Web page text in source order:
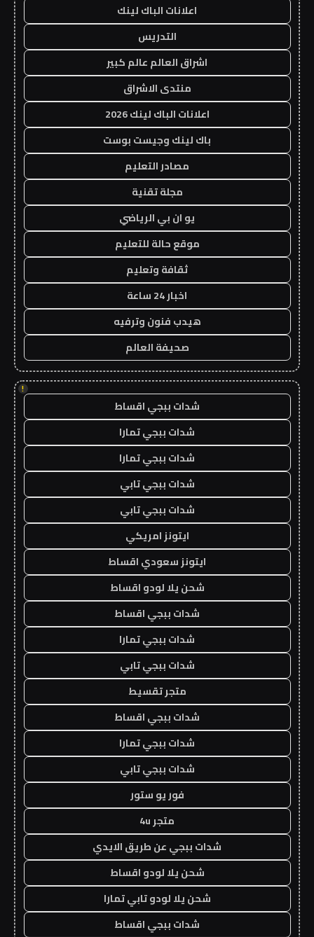
اعلانات الباك لينك
التدريس
اشراق العالم عالم كبير
منتدى الاشراق
اعلانات الباك لينك 2026
باك لينك وجيست بوست
مصادر التعليم
مجلة تقنية
يو ان بي الرياضي
موقع حالة للتعليم
ثقافة وتعليم
اخبار 24 ساعة
هيدب فنون وترفيه
صحيفة العالم
!
شدات ببجي اقساط
شدات ببجي تمارا
شدات ببجي تمارا
شدات ببجي تابي
شدات ببجي تابي
ايتونز امريكي
ايتونز سعودي اقساط
شحن يلا لودو اقساط
شدات ببجي اقساط
شدات ببجي تمارا
شدات ببجي تابي
متجر تقسيط
شدات ببجي اقساط
شدات ببجي تمارا
شدات ببجي تابي
فور يو ستور
متجر 4u
شدات ببجي عن طريق الايدي
شحن يلا لودو اقساط
شحن يلا لودو تابي تمارا
شدات ببجي اقساط